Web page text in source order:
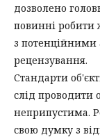
дозволено
повинні робити
з потенційними
рецензування.
Стандарти
слід проводити
неприпустима.
свою думку з